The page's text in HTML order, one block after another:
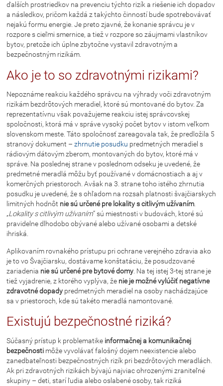
ďalších prostriedkov na prevenciu týchto rizík a riešenie ich dopadov
a následkov, pričom každá z takýchto činností bude spotrebovávať
nejakú formu energie. Je preto zjavné, že konanie správcu je v
rozpore s cieľmi smernice, a tiež v rozpore so záujmami vlastníkov
bytov, pretože ich úplne zbytočne vystavil zdravotným a
bezpečnostným rizikám.
Ako je to so zdravotnými rizikami?
Nepoznáme reakciu každého správcu na výhrady voči zdravotným
rizikám bezdrôtových meradiel, ktoré sú montované do bytov. Za
reprezentatívnu však považujeme reakciu istej správcovskej
spoločnosti, ktorá má v správe vysoký počet bytov v istom veľkom
slovenskom meste. Táto spoločnosť zareagovala tak, že predložila 5
stranový dokument –zhrnutie posudku predmetných meradiel s
rádiovým dátovým zberom, montovaných do bytov, ktoré má v
správe. Na poslednej strane v poslednom odseku je uvedené, že
predmetné meradlá môžu byť používané v domácnostiach a aj v
komerčných priestoroch. Avšak na 3. strane toho istého zhrnutia
posudku je uvedené, že s ohľadom na rozsah platnosti švajčiarskych
limitných hodnôt nie sú určené pre lokality s citlivým užívaním.
„Lokality s citlivým užívaním” sú miestnosti v budovách, ktoré sú
pravidelne dlhodobo obývané alebo užívané osobami a detské
ihriská.
Aplikovaním rovnakého prístupu pri ochrane verejného zdravia ako
je to vo Švajčiarsku, dostávame konštatáciu, že posudzované
zariadenia nie sú určené pre bytové domy. Na tej istej 3-tej strane je
tiež vyjadrenie, z ktorého vyplýva, že nie je možné vylúčiť negatívne
zdravotné dopady predmetných meradiel na osoby nachádzajúce
sa v priestoroch, kde sú takéto meradlá namontované.
Existujú bezpečnostné riziká?
Súčasný prístup k problematike informačnej a komunikačnej
bezpečnosti môže vyvolávať falošný dojem neexistencie alebo
zanedbateľnosti bezpečnostných rizík pri bezdrôtových meradlách.
Ak pri zdravotných rizikách bývajú najviac ohrozenými zraniteľné
skupiny – deti, starí ľudia alebo oslabené osoby, tak riziká